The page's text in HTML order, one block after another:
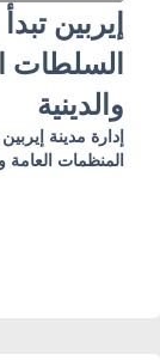
إيربين
السلطات
والدينية
إدارة مدينة
المنظمات العامة